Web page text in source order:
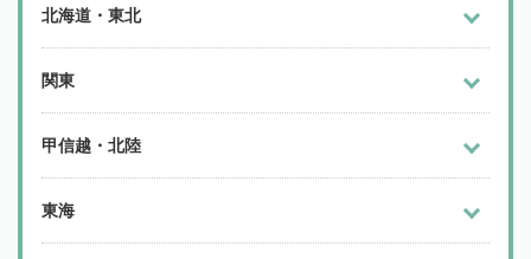
北海道・東北
関東
甲信越・北陸
東海